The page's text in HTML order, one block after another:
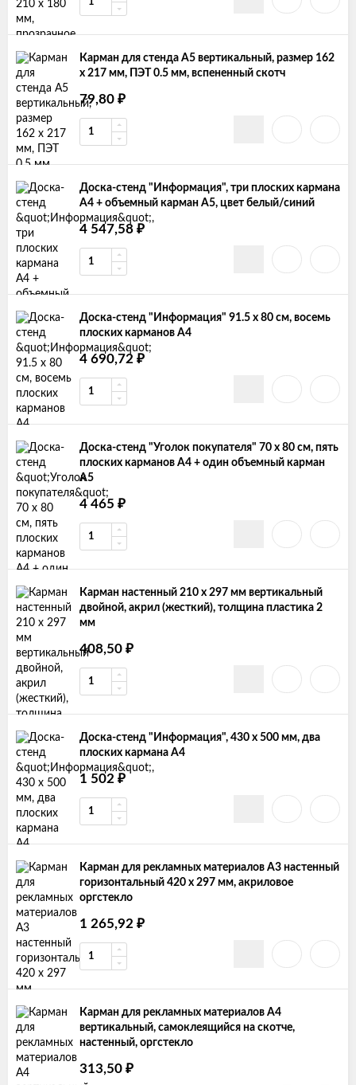
Карман для стенда А5 вертикальный, размер 162
х 217 мм, ПЭТ 0.5 мм, вспененный скотч
79,80 ₽
Доска-стенд "Информация", три плоских кармана
А4 + объемный карман А5, цвет белый/синий
4 547,58 ₽
Доска-стенд "Информация" 91.5 х 80 см, восемь
плоских карманов А4
4 690,72 ₽
Доска-стенд "Уголок покупателя" 70 х 80 см, пять
плоских карманов А4 + один объемный карман
А5
4 465 ₽
Карман настенный 210 х 297 мм вертикальный
двойной, акрил (жесткий), толщина пластика 2
мм
408,50 ₽
Доска-стенд "Информация", 430 х 500 мм, два
плоских кармана А4
1 502 ₽
Карман для рекламных материалов А3 настенный
горизонтальный 420 х 297 мм, акриловое
оргстекло
1 265,92 ₽
Карман для рекламных материалов А4
вертикальный, самоклеящийся на скотче,
настенный, оргстекло
313,50 ₽